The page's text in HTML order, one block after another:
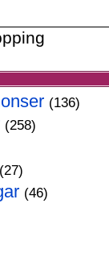
(136)
(258)
(27)
(46)